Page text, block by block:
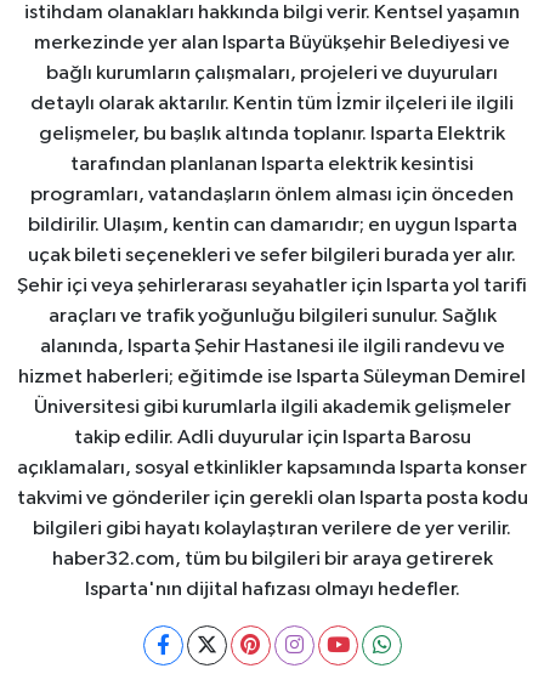
istihdam olanakları hakkında bilgi verir. Kentsel yaşamın
merkezinde yer alan Isparta Büyükşehir Belediyesi ve
bağlı kurumların çalışmaları, projeleri ve duyuruları
detaylı olarak aktarılır. Kentin tüm İzmir ilçeleri ile ilgili
gelişmeler, bu başlık altında toplanır. Isparta Elektrik
tarafından planlanan Isparta elektrik kesintisi
programları, vatandaşların önlem alması için önceden
bildirilir. Ulaşım, kentin can damarıdır; en uygun Isparta
uçak bileti seçenekleri ve sefer bilgileri burada yer alır.
Şehir içi veya şehirlerarası seyahatler için Isparta yol tarifi
araçları ve trafik yoğunluğu bilgileri sunulur. Sağlık
alanında, Isparta Şehir Hastanesi ile ilgili randevu ve
hizmet haberleri; eğitimde ise Isparta Süleyman Demirel
Üniversitesi gibi kurumlarla ilgili akademik gelişmeler
takip edilir. Adli duyurular için Isparta Barosu
açıklamaları, sosyal etkinlikler kapsamında Isparta konser
takvimi ve gönderiler için gerekli olan Isparta posta kodu
bilgileri gibi hayatı kolaylaştıran verilere de yer verilir.
haber32.com, tüm bu bilgileri bir araya getirerek
Isparta'nın dijital hafızası olmayı hedefler.